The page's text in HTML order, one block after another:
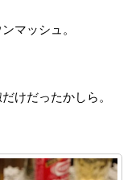
マッシュ。
けだったかしら。